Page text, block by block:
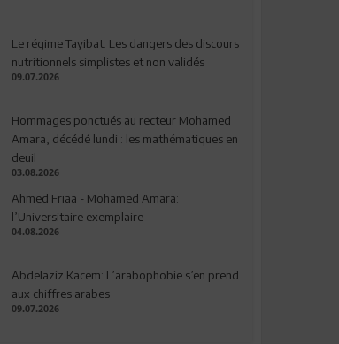
Le régime Tayibat: Les dangers des discours
nutritionnels simplistes et non validés
09.07.2026
Hommages ponctués au recteur Mohamed
Amara, décédé lundi : les mathématiques en
deuil
03.08.2026
Ahmed Friaa - Mohamed Amara:
l’Universitaire exemplaire
04.08.2026
Abdelaziz Kacem: L’arabophobie s’en prend
aux chiffres arabes
09.07.2026